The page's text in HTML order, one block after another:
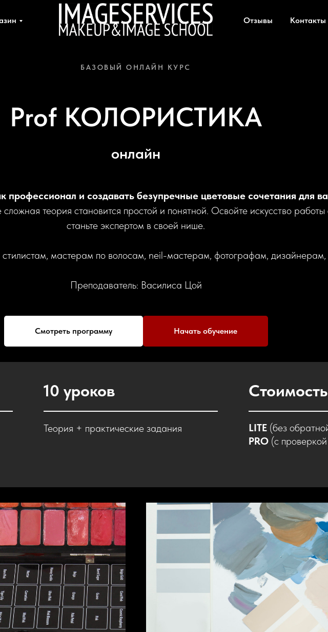
Отзывы Контакты
БАЗОВЫЙ ОНЛАЙН КУРС
Prof КОЛОРИСТИКА
онлайн
профессионал и создавать безупречные цветовые сочетания для
теория становится простой и понятной. Освойте искусство
станьте экспертом в своей нише.
стилистам, мастерам по волосам, neil-мастерам, фотографам,
Преподаватель: Василиса Цой
Cмотреть программу Начать обучение
10 уроков
Теория + практические задания
Стоимость
LITE (без
PRO (с